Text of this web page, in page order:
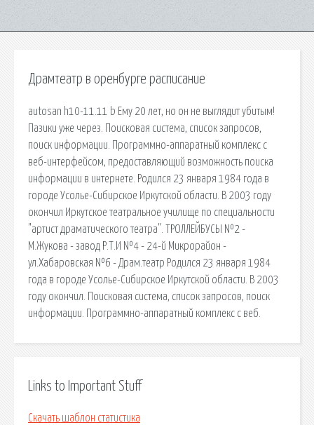
Драмтеатр в оренбурге расписание
autosan h10-11.11 b Ему 20 лет, но он не выглядит убитым!
Пазики уже через. Поисковая сиcтема, список запросов,
поиск информации. Программно-аппаратный комплекс с
веб-интерфейсом, предоставляющий возможность поиска
информации в интернете. Родился 23 января 1984 года в
городе Усолье-Сибирское Иркутской области. В 2003 году
окончил Иркутское театральное училище по специальности
"артист драматического театра". ТРОЛЛЕЙБУСЫ №2 -
М.Жукова - завод Р.Т.И №4 - 24-й Микрорайон -
ул.Хабаровская №6 - Драм.театр Родился 23 января 1984
года в городе Усолье-Сибирское Иркутской области. В 2003
году окончил. Поисковая сиcтема, список запросов, поиск
информации. Программно-аппаратный комплекс с веб.
Links to Important Stuff
Скачать шаблон статистика